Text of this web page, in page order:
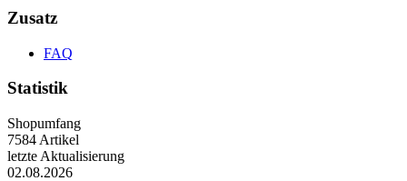
Zusatz
FAQ
Statistik
Shopumfang
7584 Artikel
letzte Aktualisierung
02.08.2026